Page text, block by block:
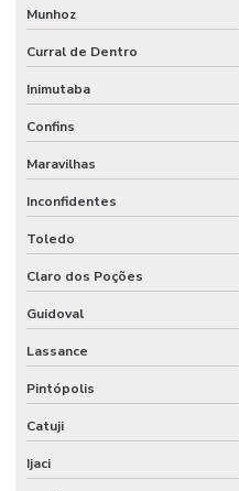
Munhoz
Curral de Dentro
Inimutaba
Confins
Maravilhas
Inconfidentes
Toledo
Claro dos Poções
Guidoval
Lassance
Pintópolis
Catuji
Ijaci